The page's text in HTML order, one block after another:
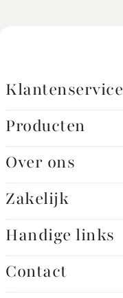
Klantenservice
Producten
Over ons
Zakelijk
Handige links
Contact